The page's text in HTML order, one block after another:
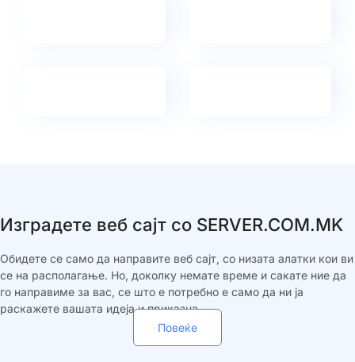
Изградете веб сајт со SERVER.COM.MK
Обидете се само да направите веб сајт, со низата алатки кои ви
се на располагање. Но, доколку немате време и сакате ние да
го направиме за вас, се што е потребно е само да ни ја
раскажете вашата идеја и приказна.
Повеќе